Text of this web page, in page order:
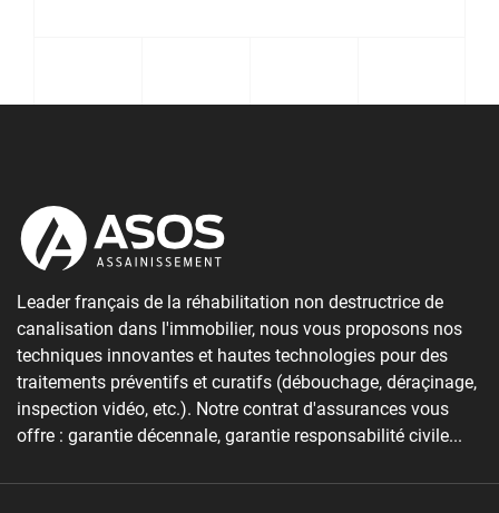
Leader français de la réhabilitation non destructrice de
canalisation dans l'immobilier, nous vous proposons nos
techniques innovantes et hautes technologies pour des
traitements préventifs et curatifs (débouchage, déraçinage,
inspection vidéo, etc.). Notre contrat d'assurances vous
offre : garantie décennale, garantie responsabilité civile...